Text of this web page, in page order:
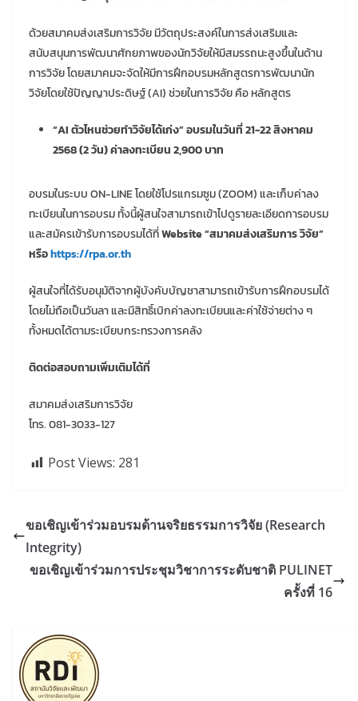
ด้วยสมาคมส่งเสริมการวิจัย มีวัตถุประสงค์ในการส่งเสริมและ
สนับสนุนการพัฒนาศักยภาพของนักวิจัยให้มีสมรรถนะสูงขึ้นในด้าน
การวิจัย โดยสมาคมจะจัดให้มีการฝึกอบรมหลักสูตรการพัฒนานัก
วิจัยโดยใช้ปัญญาประดิษฐ์ (AI) ช่วยในการวิจัย คือ หลักสูตร
“AI ตัวไหนช่วยทำวิจัยได้เก่ง” อบรมในวันที่ 21-22 สิงหาคม
2568 (2 วัน) ค่าลงทะเบียน 2,900 บาท
อบรมในระบบ ON-LINE โดยใช้โปรแกรมซูม (ZOOM) และเก็บค่าลง
ทะเบียนในการอบรม ทั้งนี้ผู้สนใจสามารถเข้าไปดูรายละเอียดการอบรม
และสมัครเข้ารับการอบรมได้ที่Website “สมาคมส่งเสริมการ วิจัย”
หรือhttps://rpa.or.th
ผู้สนใจที่ได้รับอนุมัติจากผู้บังคับบัญชาสามารถเข้ารับการฝึกอบรมได้
โดยไม่ถือเป็นวันลา และมีสิทธิ์เบิกค่าลงทะเบียนและค่าใช้จ่ายต่าง ๆ
ทั้งหมดได้ตามระเบียบกระทรวงการคลัง
ติดต่อสอบถามเพิ่มเติมได้ที่
สมาคมส่งเสริมการวิจัย
โทร. 081-3033-127
Post Views: 281
ขอเชิญเข้าร่วมอบรมด้านจริยธรรมการวิจัย (Research
Integrity)
ขอเชิญเข้าร่วมการประชุมวิชาการระดับชาติ PULINET
ครั้งที่ 16